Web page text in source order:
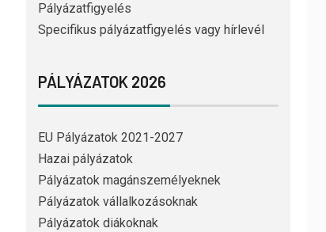
Pályázatfigyelés
Specifikus pályázatfigyelés vagy hírlevél
PÁLYÁZATOK 2026
EU Pályázatok 2021-2027
Hazai pályázatok
Pályázatok magánszemélyeknek
Pályázatok vállalkozásoknak
Pályázatok diákoknak